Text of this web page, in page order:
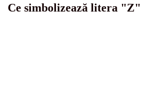
Ce simbolizează litera "Z"